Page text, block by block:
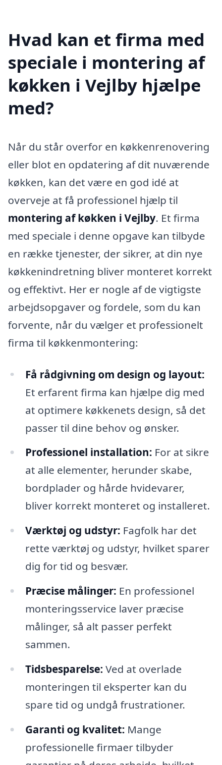
Hvad kan et firma med
speciale i montering af
køkken i Vejlby hjælpe
med?
Når du står overfor en køkkenrenovering
eller blot en opdatering af dit nuværende
køkken, kan det være en god idé at
overveje at få professionel hjælp til
montering af køkken i Vejlby. Et firma
med speciale i denne opgave kan tilbyde
en række tjenester, der sikrer, at din nye
køkkenindretning bliver monteret korrekt
og effektivt. Her er nogle af de vigtigste
arbejdsopgaver og fordele, som du kan
forvente, når du vælger et professionelt
firma til køkkenmontering:
Få rådgivning om design og layout:
Et erfarent firma kan hjælpe dig med
at optimere køkkenets design, så det
passer til dine behov og ønsker.
Professionel installation: For at sikre
at alle elementer, herunder skabe,
bordplader og hårde hvidevarer,
bliver korrekt monteret og installeret.
Værktøj og udstyr: Fagfolk har det
rette værktøj og udstyr, hvilket sparer
dig for tid og besvær.
Præcise målinger: En professionel
monteringsservice laver præcise
målinger, så alt passer perfekt
sammen.
Tidsbesparelse: Ved at overlade
monteringen til eksperter kan du
spare tid og undgå frustrationer.
Garanti og kvalitet: Mange
professionelle firmaer tilbyder